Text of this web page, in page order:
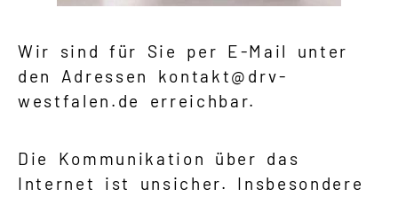
Wir sind für Sie per E-Mail unter
den Adressen kontakt@drv-
westfalen.de erreichbar.
Die Kommunikation über das
Internet ist unsicher. Insbesondere